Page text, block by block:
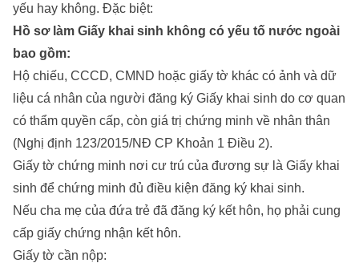
yếu hay không. Đặc biệt:
Hồ sơ làm Giấy khai sinh không có yếu tố nước ngoài
bao gồm:
Hộ chiếu, CCCD, CMND hoặc giấy tờ khác có ảnh và dữ
liệu cá nhân của người đăng ký Giấy khai sinh do cơ quan
có thẩm quyền cấp, còn giá trị chứng minh về nhân thân
(Nghị định 123/2015/NĐ CP Khoản 1 Điều 2).
Giấy tờ chứng minh nơi cư trú của đương sự là Giấy khai
sinh để chứng minh đủ điều kiện đăng ký khai sinh.
Nếu cha mẹ của đứa trẻ đã đăng ký kết hôn, họ phải cung
cấp giấy chứng nhận kết hôn.
Giấy tờ cần nộp: